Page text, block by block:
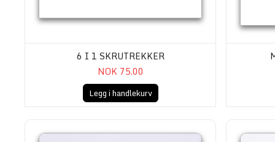
6 I 1 SKRUTREKKER
NOK 75.00
Legg i handlekurv